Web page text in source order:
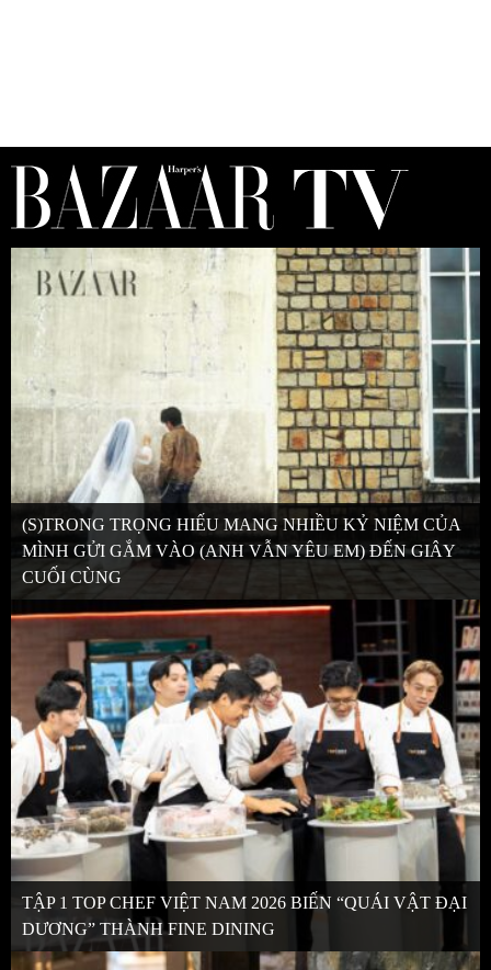
(S)TRONG TRỌNG HIẾU MANG NHIỀU KỶ NIỆM CỦA
MÌNH GỬI GẮM VÀO (ANH VẪN YÊU EM) ĐẾN GIÂY
CUỐI CÙNG
TẬP 1 TOP CHEF VIỆT NAM 2026 BIẾN “QUÁI VẬT ĐẠI
DƯƠNG” THÀNH FINE DINING